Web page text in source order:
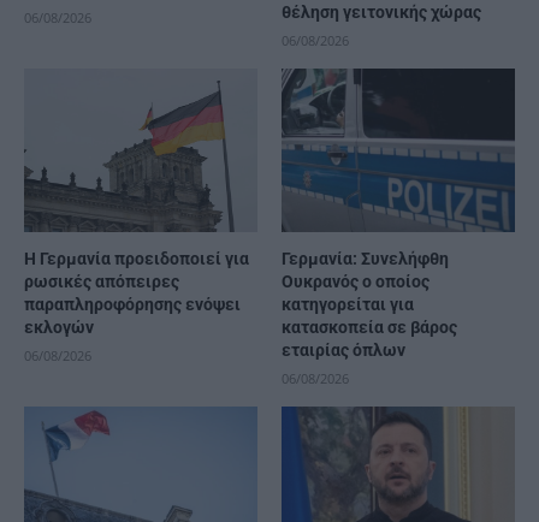
06/08/2026
θέληση γειτονικής χώρας
06/08/2026
Η Γερμανία προειδοποιεί για
ρωσικές απόπειρες
παραπληροφόρησης ενόψει
εκλογών
06/08/2026
Γερμανία: Συνελήφθη
Ουκρανός ο οποίος
κατηγορείται για
κατασκοπεία σε βάρος
εταιρίας όπλων
06/08/2026